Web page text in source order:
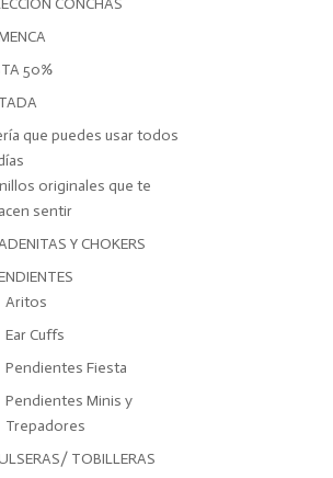
CONCHAS
50%
que puedes usar todos
originales que te
sentir
Y CHOKERS
Aritos
Ear Cuffs
Pendientes Fiesta
Pendientes Minis y
Trepadores
TOBILLERAS